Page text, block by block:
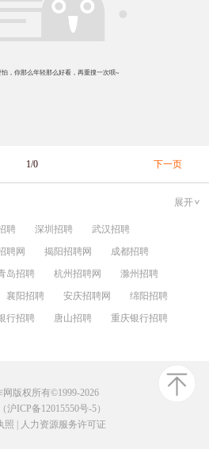
，你那么年轻那么好看，再重搜一次呗~
1/0 下一页
展开
聘 深圳招聘
武汉招聘
聘网 揭阳招聘网
成都招聘
岛招聘 杭州招聘网
滁州招聘
襄阳招聘 安庆招聘网
绵阳招聘
行招聘 唐山招聘
重庆银行招聘
网版权所有©1999-2026
沪ICP备12015550号-5）
照
人力资源服务许可证